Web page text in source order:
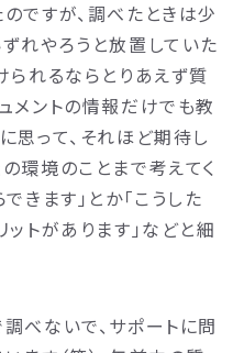
ですが、調べたときは少
れやろうと放置していた
られるならとりあえず質
メントの情報だけでも教
思って、それほど期待し
環境のことまで考えてく
きます」とか「こうした
ットがあります」などと細
べないで、サポートに問